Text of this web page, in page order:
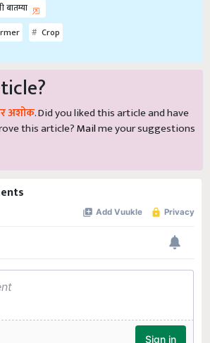
Crop
अशोक. Did you liked this article and have
this article?Mailme your suggestions